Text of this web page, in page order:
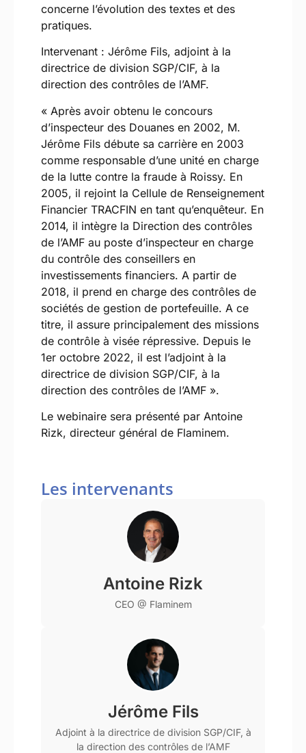
concerne l’évolution des textes et des
pratiques.
Intervenant : Jérôme Fils, adjoint à la
directrice de division SGP/CIF, à la
direction des contrôles de l’AMF.
« Après avoir obtenu le concours
d’inspecteur des Douanes en 2002, M.
Jérôme Fils débute sa carrière en 2003
comme responsable d’une unité en charge
de la lutte contre la fraude à Roissy. En
2005, il rejoint la Cellule de Renseignement
Financier TRACFIN en tant qu’enquêteur. En
2014, il intègre la Direction des contrôles
de l’AMF au poste d’inspecteur en charge
du contrôle des conseillers en
investissements financiers. A partir de
2018, il prend en charge des contrôles de
sociétés de gestion de portefeuille. A ce
titre, il assure principalement des missions
de contrôle à visée répressive. Depuis le
1er octobre 2022, il est l’adjoint à la
directrice de division SGP/CIF, à la
direction des contrôles de l’AMF ».
Le webinaire sera présenté par Antoine
Rizk, directeur général de Flaminem.
Les intervenants
Antoine Rizk
CEO @ Flaminem
Jérôme Fils
Adjoint à la directrice de division SGP/CIF, à
la direction des contrôles de l’AMF